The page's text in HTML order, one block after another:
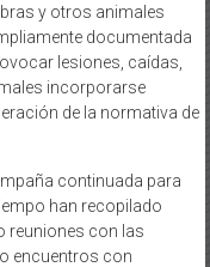
y otros animales
documentada
lesiones, caídas,
incorporarse
de la normativa de
continuada para
han recopilado
reuniones con las
encuentros con